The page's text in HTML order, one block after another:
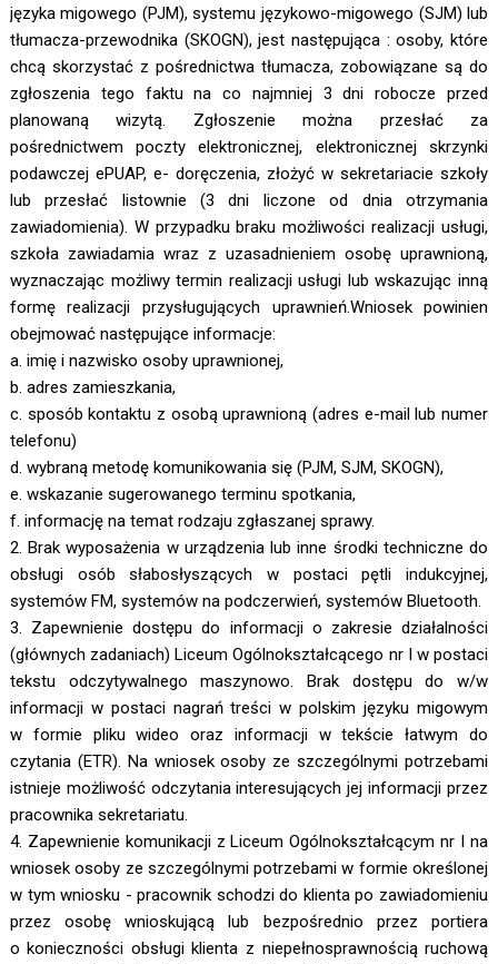
języka migowego (PJM), systemu językowo-migowego (SJM) lub
tłumacza-przewodnika (SKOGN), jest następująca : osoby, które
chcą skorzystać z pośrednictwa tłumacza, zobowiązane są do
zgłoszenia tego faktu na co najmniej 3 dni robocze przed
planowaną wizytą. Zgłoszenie można przesłać za
pośrednictwem poczty elektronicznej, elektronicznej skrzynki
podawczej ePUAP, e- doręczenia, złożyć w sekretariacie szkoły
lub przesłać listownie (3 dni liczone od dnia otrzymania
zawiadomienia). W przypadku braku możliwości realizacji usługi,
szkoła zawiadamia wraz z uzasadnieniem osobę uprawnioną,
wyznaczając możliwy termin realizacji usługi lub wskazując inną
formę realizacji przysługujących uprawnień.Wniosek powinien
obejmować następujące informacje:
a. imię i nazwisko osoby uprawnionej,
b. adres zamieszkania,
c. sposób kontaktu z osobą uprawnioną (adres e-mail lub numer
telefonu)
d. wybraną metodę komunikowania się (PJM, SJM, SKOGN),
e. wskazanie sugerowanego terminu spotkania,
f. informację na temat rodzaju zgłaszanej sprawy.
2. Brak wyposażenia w urządzenia lub inne środki techniczne do
obsługi osób słabosłyszących w postaci pętli indukcyjnej,
systemów FM, systemów na podczerwień, systemów Bluetooth.
3. Zapewnienie dostępu do informacji o zakresie działalności
(głównych zadaniach) Liceum Ogólnokształcącego nr I w postaci
tekstu odczytywalnego maszynowo. Brak dostępu do w/w
informacji w postaci nagrań treści w polskim języku migowym
w formie pliku wideo oraz informacji w tekście łatwym do
czytania (ETR). Na wniosek osoby ze szczególnymi potrzebami
istnieje możliwość odczytania interesujących jej informacji przez
pracownika sekretariatu.
4. Zapewnienie komunikacji z Liceum Ogólnokształcącym nr I na
wniosek osoby ze szczególnymi potrzebami w formie określonej
w tym wniosku - pracownik schodzi do klienta po zawiadomieniu
przez osobę wnioskującą lub bezpośrednio przez portiera
o konieczności obsługi klienta z niepełnosprawnością ruchową